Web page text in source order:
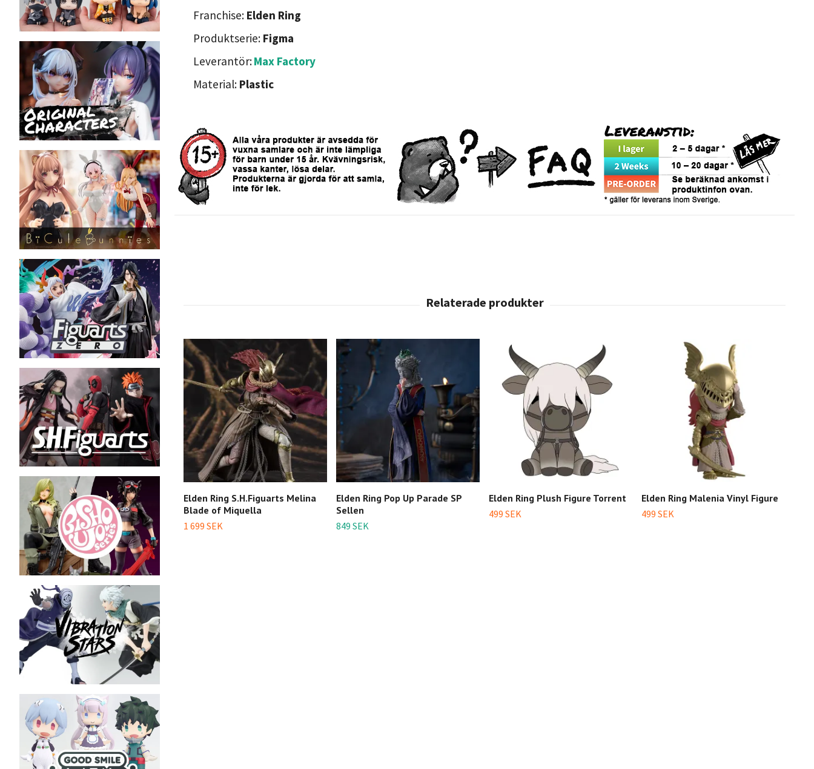
Franchise: Elden Ring
Produktserie: Figma
Leverantör:Max Factory
Material: Plastic
Elden Ring S.H.Figuarts Melina
Blade of Miquella
1 699 SEK
Elden Ring Pop Up Parade SP
Sellen
849 SEK
Elden Ring Plush Figure Torrent
499 SEK
Elden Ring Malenia Vinyl Figure
499 SEK